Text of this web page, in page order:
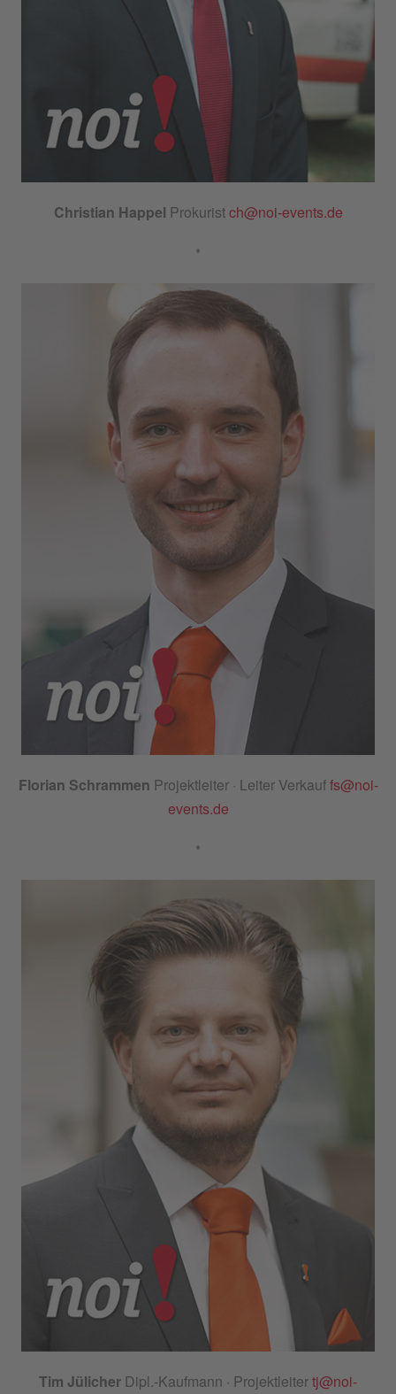
Christian Happel Prokuristch@noi-events.de
*
Florian Schrammen Projektleiter · Leiter Verkauffs@noi-
events.de
*
Tim Jülicher Dipl.-Kaufmann · Projektleitertj@noi-